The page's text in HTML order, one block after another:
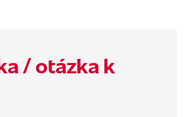
/ otázka k